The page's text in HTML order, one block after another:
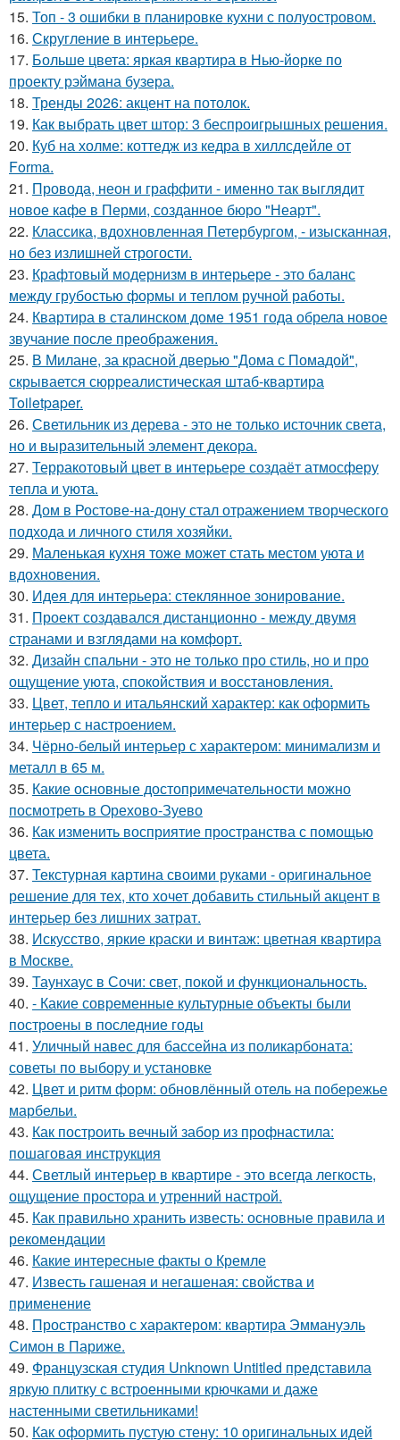
15. Топ - 3 ошибки в планировке кухни с полуостровом.
16. Скругление в интерьере.
17. Больше цвета: яркая квартира в Нью-йорке по
проекту рэймана бузера.
18. Тренды 2026: акцент на потолок.
19. Как выбрать цвет штор: 3 беспроигрышных решения.
20. Куб на холме: коттедж из кедра в хиллсдейле от
Forma.
21. Провода, неон и граффити - именно так выглядит
новое кафе в Перми, созданное бюро "Неарт".
22. Классика, вдохновленная Петербургом, - изысканная,
но без излишней строгости.
23. Крафтовый модернизм в интерьере - это баланс
между грубостью формы и теплом ручной работы.
24. Квартира в сталинском доме 1951 года обрела новое
звучание после преображения.
25. В Милане, за красной дверью "Дома с Помадой",
скрывается сюрреалистическая штаб-квартира
Toiletpaper.
26. Светильник из дерева - это не только источник света,
но и выразительный элемент декора.
27. Терракотовый цвет в интерьере создаёт атмосферу
тепла и уюта.
28. Дом в Ростове-на-дону стал отражением творческого
подхода и личного стиля хозяйки.
29. Маленькая кухня тоже может стать местом уюта и
вдохновения.
30. Идея для интерьера: стеклянное зонирование.
31. Проект создавался дистанционно - между двумя
странами и взглядами на комфорт.
32. Дизайн спальни - это не только про стиль, но и про
ощущение уюта, спокойствия и восстановления.
33. Цвет, тепло и итальянский характер: как оформить
интерьер с настроением.
34. Чёрно-белый интерьер с характером: минимализм и
металл в 65 м.
35. Какие основные достопримечательности можно
посмотреть в Орехово-Зуево
36. Как изменить восприятие пространства с помощью
цвета.
37. Текстурная картина своими руками - оригинальное
решение для тех, кто хочет добавить стильный акцент в
интерьер без лишних затрат.
38. Искусство, яркие краски и винтаж: цветная квартира
в Москве.
39. Таунхаус в Сочи: свет, покой и функциональность.
40. - Какие современные культурные объекты были
построены в последние годы
41. Уличный навес для бассейна из поликарбоната:
советы по выбору и установке
42. Цвет и ритм форм: обновлённый отель на побережье
марбельи.
43. Как построить вечный забор из профнастила:
пошаговая инструкция
44. Светлый интерьер в квартире - это всегда легкость,
ощущение простора и утренний настрой.
45. Как правильно хранить известь: основные правила и
рекомендации
46. Какие интересные факты о Кремле
47. Известь гашеная и негашеная: свойства и
применение
48. Пространство с характером: квартира Эммануэль
Симон в Париже.
49. Французская студия Unknown Untitled представила
яркую плитку с встроенными крючками и даже
настенными светильниками!
50. Как оформить пустую стену: 10 оригинальных идей